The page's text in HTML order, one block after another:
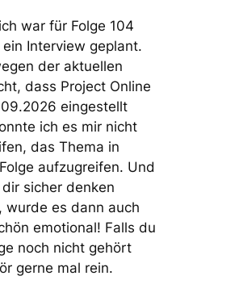
war für Folge 104
Interview geplant.
der aktuellen
dass Project Online
eingestellt
ich es mir nicht
das Thema in
aufzugreifen. Und
sicher denken
wurde es dann auch
emotional! Falls du
noch nicht gehört
gerne mal rein.